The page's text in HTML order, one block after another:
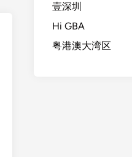
壹深圳
Hi GBA
粤港澳大湾区